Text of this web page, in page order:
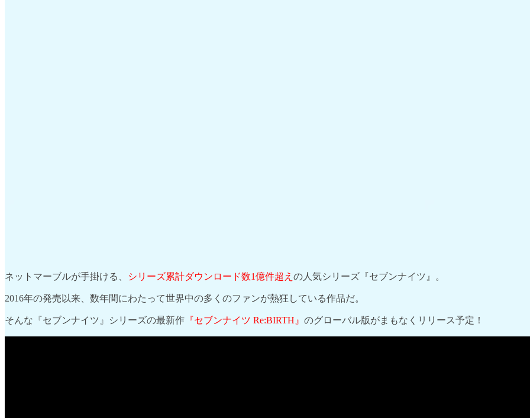
ネットマーブルが手掛ける、 シリーズ累計ダウンロード数1億件超え の人気シリーズ 『セブンナイツ』 。
2016年の発売以来、数年間にわたって世界中の多くのファンが熱狂している作品だ。
そんな『セブンナイツ』シリーズの最新作 『セブンナイツ Re:BIRTH』 のグローバル版がまもなくリリース予定！